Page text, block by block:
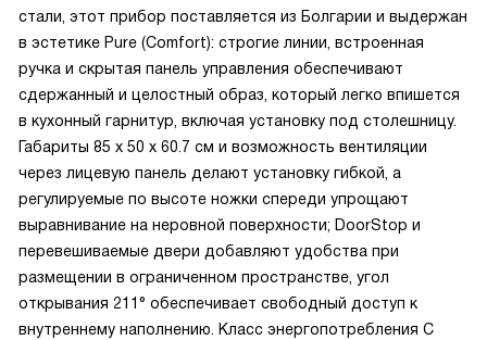
стали, этот прибор поставляется из Болгарии и выдержан
в эстетике Pure (Comfort): строгие линии, встроенная
ручка и скрытая панель управления обеспечивают
сдержанный и целостный образ, который легко впишется
в кухонный гарнитур, включая установку под столешницу.
Габариты 85 х 50 х 60.7 см и возможность вентиляции
через лицевую панель делают установку гибкой, а
регулируемые по высоте ножки спереди упрощают
выравнивание на неровной поверхности; DoorStop и
перевешиваемые двери добавляют удобства при
размещении в ограниченном пространстве, угол
открывания 211° обеспечивает свободный доступ к
внутреннему наполнению. Класс энергопотребления C